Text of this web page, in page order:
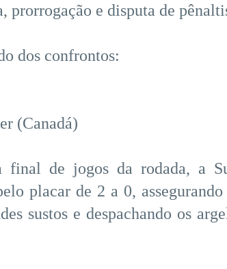
prorrogação e disputa de
dos confrontos:
(Canadá)
final de jogos da rodada, a
placar de 2 a 0, assegurando
sustos e despachando os